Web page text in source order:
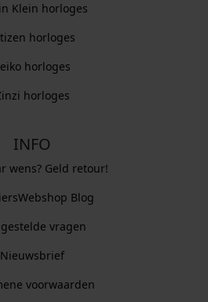
Klein horloges
horloges
horloges
horloges
INFO
wens? Geld retour!
Blog
vragen
Nieuwsbrief
voorwaarden